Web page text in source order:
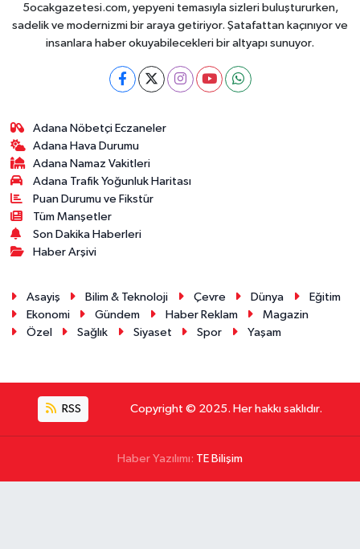
5ocakgazetesi.com, yepyeni temasıyla sizleri buluştururken,
sadelik ve modernizmi bir araya getiriyor. Şatafattan kaçınıyor ve
insanlara haber okuyabilecekleri bir altyapı sunuyor.
Adana Nöbetçi Eczaneler
Adana Hava Durumu
Adana Namaz Vakitleri
Adana Trafik Yoğunluk Haritası
Puan Durumu ve Fikstür
Tüm Manşetler
Son Dakika Haberleri
Haber Arşivi
Asayiş Bilim & Teknoloji Çevre Dünya
Eğitim
Ekonomi
Gündem Haber Reklam
Magazin
Özel
Sağlık Siyaset Spor Yaşam
RSS Copyright © 2025. Her hakkı saklıdır.
Haber Yazılımı: TE Bilişim